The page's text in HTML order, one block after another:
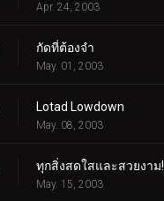
Apr. 24, 2003
กัดที่ต้องจำ
May. 01, 2003
Lotad Lowdown
May. 08, 2003
ทุกสิ่งสดใสและสวยงาม!
May. 15, 2003